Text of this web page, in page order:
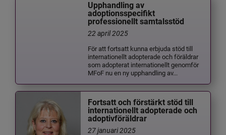
Upphandling av
adoptionsspecifikt
professionellt samtalsstöd
22 april 2025
För att fortsatt kunna erbjuda stöd till
internationellt adopterade och föräldrar
som adopterat internationellt genomför
MFoF nu en ny upphandling av...
Fortsatt och förstärkt stöd till
internationellt adopterade och
adoptivföräldrar
27 januari 2025